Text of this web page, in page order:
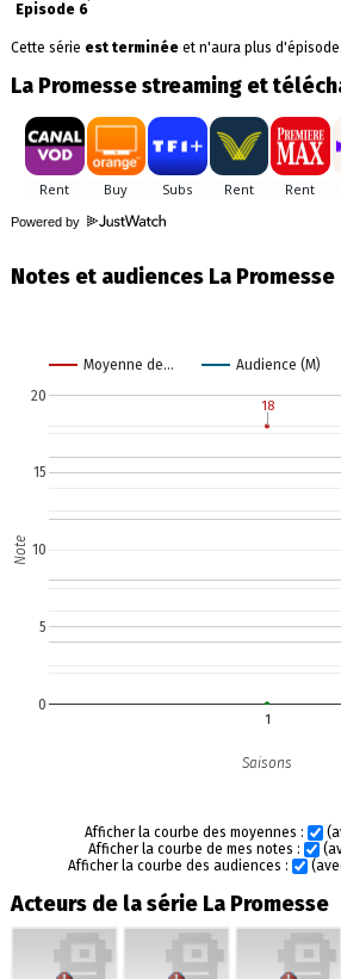
Episode 6
Cette série est terminéeet n'aura plus d'épisode.
La Promesse streaming et
Powered by
Notes et audiences La Promesse
Moyenne de… Audience (M)
1
0
5
10
15
20
18
18
Saisons
Note
Afficher la courbe des moyennes :
Afficher la courbe de mes notes :
Afficher la courbe des audiences :
Acteurs de la série La Promesse